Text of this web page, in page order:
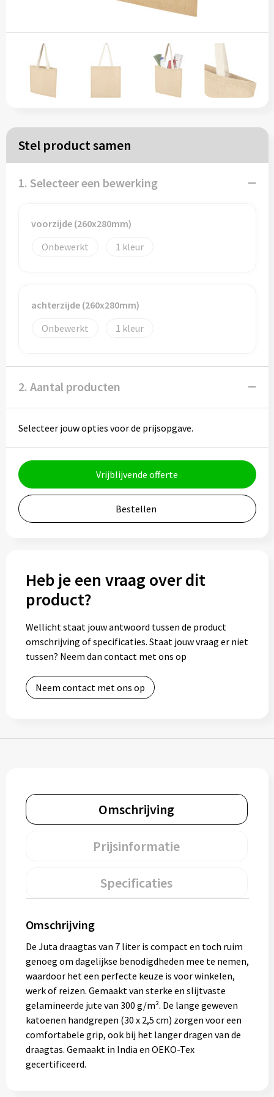
Reistassen
Zakelijk
Schoudertassen
Schrijf & papierwaren
Balpennen
Markeerstiften
Merken
Zelfklevende memo's
Notablokken
Mappen
Drinkbekers
Drinkflessen
Thermosflessen
Thermosbekers
Snoep
Klassieke paraplu's
Opvouwbare paraplu's
Divers
Technologie
Stel product samen
1. Selecteer een bewerking
voorzijde (260x280mm)
Onbewerkt
1
achterzijde (260x280mm)
Onbewerkt
1
2. Aantal producten
Selecteer jouw opties voor de prijsopgave.
Vrijblijvende offerte
Bestellen
Heb je een vraag over dit
product?
Wellicht staat jouw antwoord tussen de product
omschrijving of specificaties. Staat jouw vraag er niet
tussen? Neem dan contact met ons op
Neem contact met ons op
Omschrijving
Prijsinformatie
Specificaties
Omschrijving
De Juta draagtas van 7 liter is compact en toch ruim
genoeg om dagelijkse benodigdheden mee te nemen,
waardoor het een perfecte keuze is voor winkelen,
werk of reizen. Gemaakt van sterke en slijtvaste
gelamineerde jute van 300 g/m². De lange geweven
katoenen handgrepen (30 x 2,5 cm) zorgen voor een
comfortabele grip, ook bij het langer dragen van de
draagtas. Gemaakt in India en OEKO-Tex
gecertificeerd.